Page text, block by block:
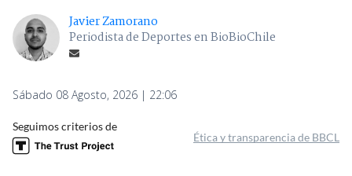
Javier Zamorano
Periodista de Deportes en BioBioChile
Sábado 08 Agosto, 2026 | 22:06
Seguimos criterios de
Ética y transparencia de BBCL